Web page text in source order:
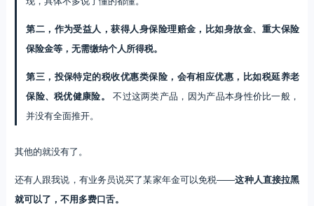
第二，作为受益人，获得人身保险理赔金，比如身故金、重大保险
保险金等，无需缴纳个人所得税。
第三，投保特定的税收优惠类保险，会有相应优惠，比如税延养老
保险、税优健康险。
不过这两类产品，因为产品本身性价比一般，
并没有全面推开。
其他的就没有了。
还有人跟我说，有业务员说买了某家年金可以免税——这种人直接拉黑
就可以了，不用多费口舌。